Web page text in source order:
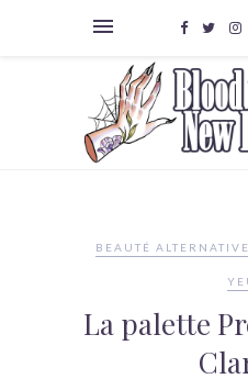
BEAUTÉ ALTERNATIVE
La palette